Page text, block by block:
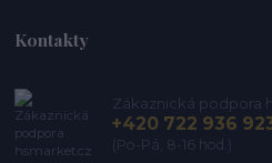
Kontakty
Zákaznická podpora
+420 722 936
(Po-Pá, 8-16 hod.)